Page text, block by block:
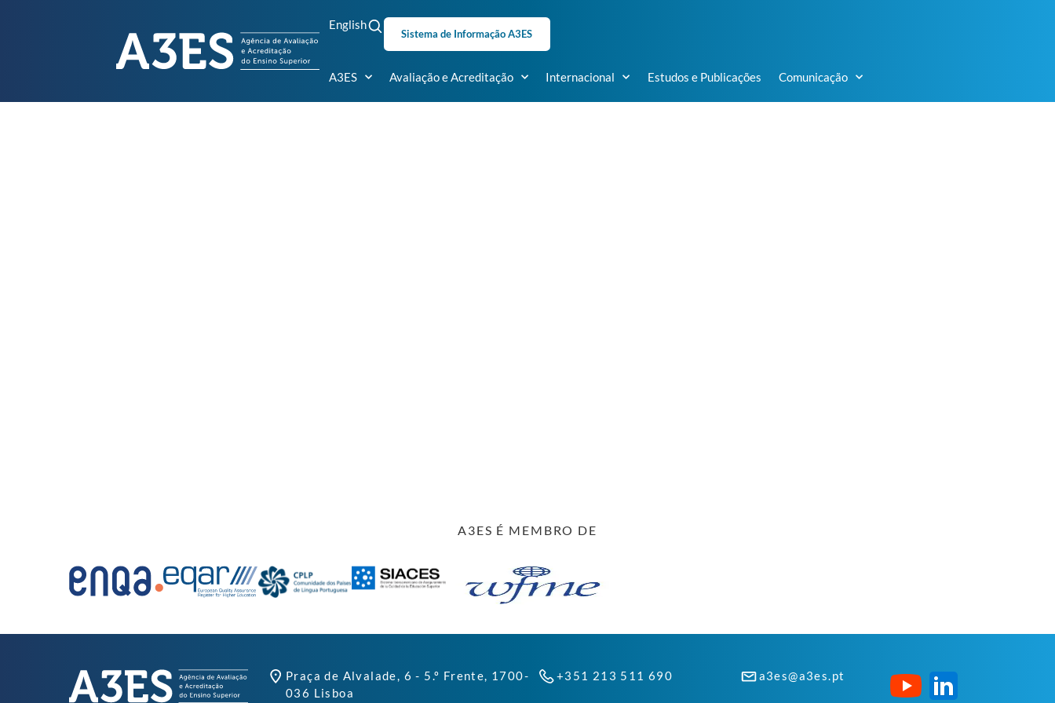
English
Sistema de Informação A3ES
A3ES Avaliação e Acreditação Internacional Estudos e Publicações Comunicação
A3ES É MEMBRO DE
Praça de Alvalade, 6 - 5.º Frente, 1700-
036 Lisboa
+351 213 511 690 a3es@a3es.pt